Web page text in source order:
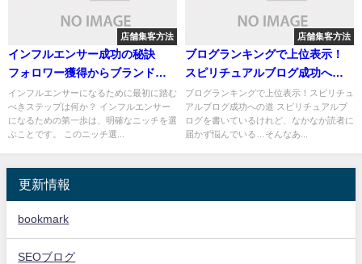
店舗集客方法
インフルエンサー成功の秘訣
フォロワー獲得からブランドパ
ートナーシップまでのステップ
インフルエンサーになるために最初に踏む
べきステップは何か？ インフルエンサー
になるための第一歩は、明確なニッチを選
ぶことです。 このニッチ選...
店舗集客方法
ブログランキングで上位表示！
スピリチュアルブログ成功への
３ステップ
ブログランキングで上位表示！スピリチュ
アルブログ成功への道 スピリチュアルブ
ログを書いているけれど、なかなか読者に
届かず悩んでいる…そんなあ...
更新情報
bookmark
SEOブログ